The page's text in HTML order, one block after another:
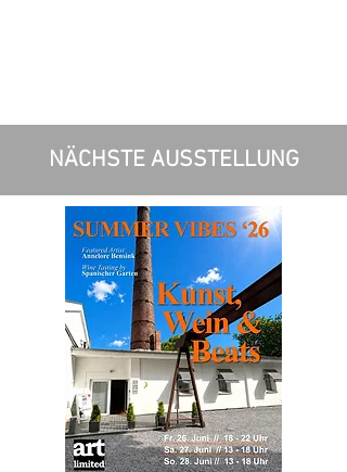
NÄCHSTE AUSSTELLUNG